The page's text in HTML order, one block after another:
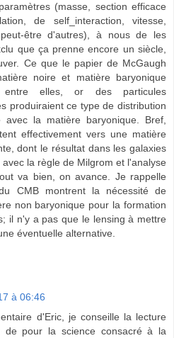
(masse, section efficace
de self_interaction, vitesse,
être d'autres), à nous de les
que ça prenne encore un siècle,
Ce que le papier de McGaugh
noire et matière baryonique
entre elles, or des particules
produiraient ce type de distribution
avec la matière baryonique. Bref,
effectivement vers une matière
dont le résultat dans les galaxies
la règle de Milgrom et l'analyse
va bien, on avance. Je rappelle
CMB montrent la nécessité de
non baryonique pour la formation
il n'y a pas que le lensing à mettre
éventuelle alternative.
à 06:46
d'Eric, je conseille la lecture
de pour la science consacré à la